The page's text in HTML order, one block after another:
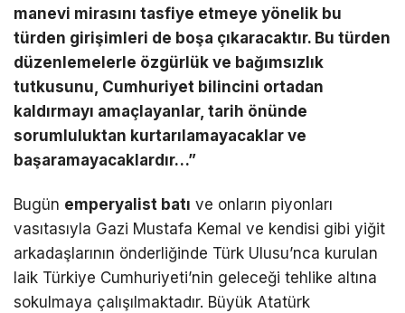
manevi mirasını tasfiye etmeye yönelik bu
türden girişimleri de boşa çı karacaktır. Bu türden
d üzenlemelerle özgürl ü k ve bağımsızl ı k
tutkusunu, Cumhuriyet bilincini ortadan
kald ırmayı amaç layanlar, tarih önünde
sorumluluktan kurtarı lamayacaklar ve
başaramayacaklard ır…”
Bugün emperyalist batı ve onların piyonları
vasıtasıyla Gazi Mustafa Kemal ve kendisi gibi yiğit
arkadaşlarının önderliğinde Türk Ulusu’nca kurulan
laik Türkiye Cumhuriyeti’nin geleceği tehlike altına
sokulmaya çalışılmaktadır. Büyük Atatürk